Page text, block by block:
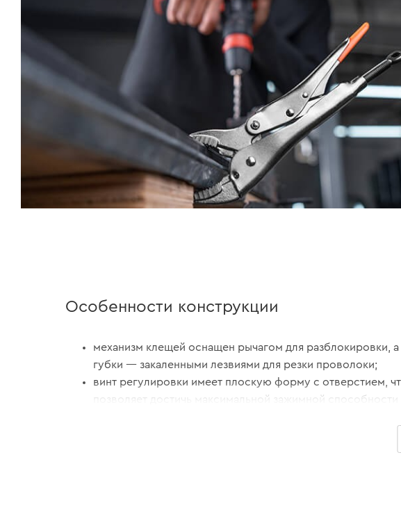
Особенности конструкции
механизм клещей оснащен рычагом для разблокировки, а
губки — закаленными лезвиями для резки проволоки;
винт регулировки имеет плоскую форму с отверстием,
позволяет достичь максимальной зажимной способности